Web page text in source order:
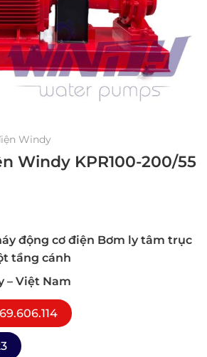
Windy
Windy KPR100-200/55
động cơ điện Bơm ly tâm trục
tầng cánh
– Việt Nam